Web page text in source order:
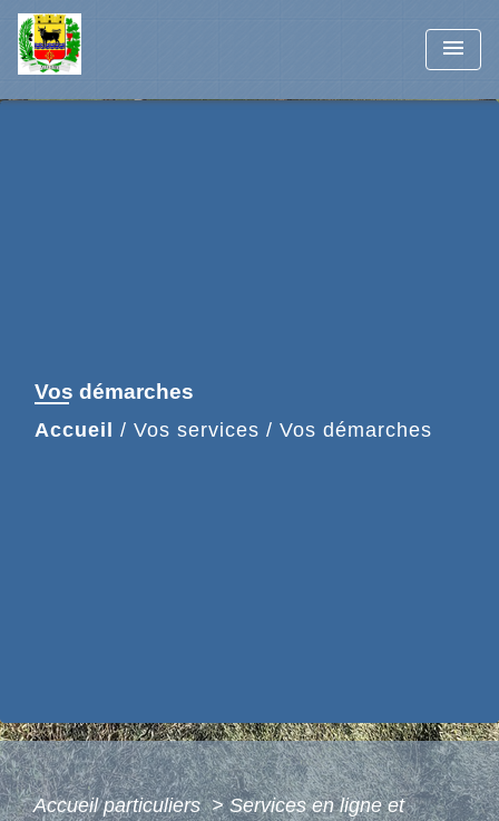
menu
Vos démarches
Accueil / Vos services / Vos démarches
Accueil particuliers> Services en ligne et